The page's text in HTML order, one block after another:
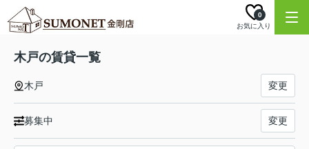
お気に入り
0
木戸の賃貸一覧
木戸 変更
募集中 変更